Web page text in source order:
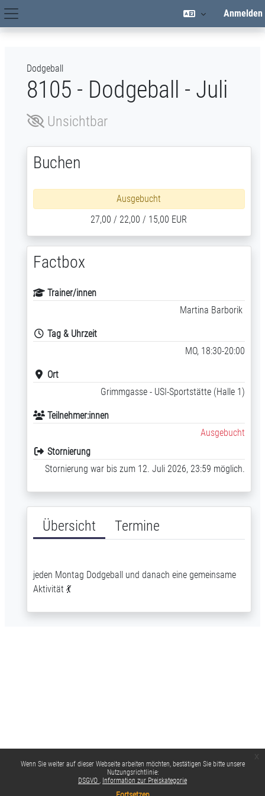
Zum Hauptinhalt
Wenn Sie weiter auf dieser Webseite arbeiten möchten, bestätigen Sie bitte unsere
Nutzungsrichtlinie:
DSGVO
Information zur Preiskategorie
Hauptnavigation
Anmelden
Dodgeball
8105 - Dodgeball - Juli
Unsichtbar
Übersicht Termine
jeden Montag Dodgeball und danach eine gemeinsame
Aktivität 💃
Buchen
Ausgebucht
27,00 / 22,00 / 15,00 EUR
Factbox
Trainer/innen
Martina Barborik
Tag & Uhrzeit
MO, 18:30-20:00
Ort
Grimmgasse - USI-Sportstätte (Halle 1)
Teilnehmer:innen
Ausgebucht
Stornierung
Stornierung war bis zum 12. Juli 2026, 23:59 möglich.